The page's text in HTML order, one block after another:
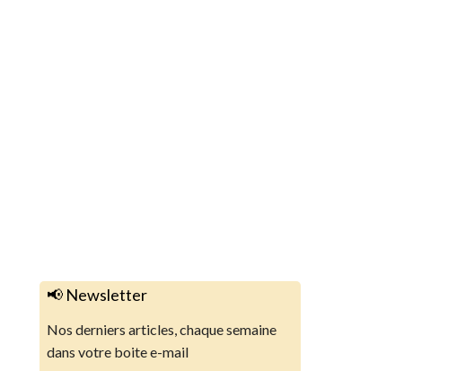
📢 Newsletter
Nos derniers articles, chaque semaine
dans votre boite e-mail